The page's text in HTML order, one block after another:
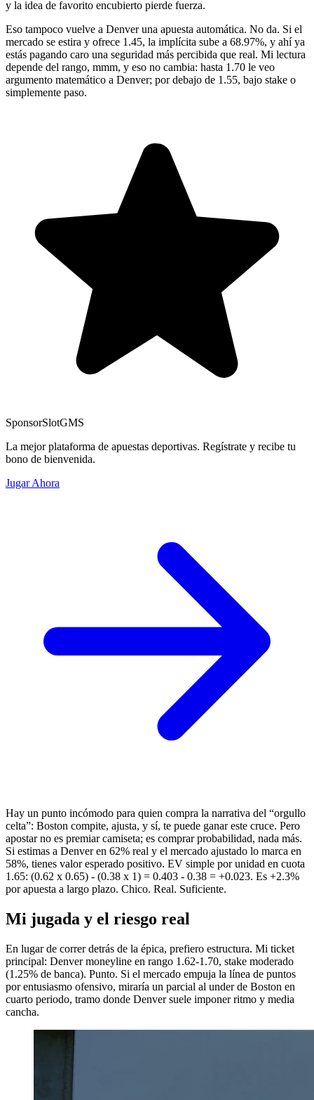
y la idea de favorito encubierto pierde fuerza.
Eso tampoco vuelve a Denver una apuesta automática. No da. Si el
mercado se estira y ofrece 1.45, la implícita sube a 68.97%, y ahí ya
estás pagando caro una seguridad más percibida que real. Mi lectura
depende del rango, mmm, y eso no cambia: hasta 1.70 le veo
argumento matemático a Denver; por debajo de 1.55, bajo stake o
simplemente paso.
SponsorSlotGMS
La mejor plataforma de apuestas deportivas. Regístrate y recibe tu
bono de bienvenida.
Jugar Ahora
Hay un punto incómodo para quien compra la narrativa del “orgullo
celta”: Boston compite, ajusta, y sí, te puede ganar este cruce. Pero
apostar no es premiar camiseta; es comprar probabilidad, nada más.
Si estimas a Denver en 62% real y el mercado ajustado lo marca en
58%, tienes valor esperado positivo. EV simple por unidad en cuota
1.65: (0.62 x 0.65) - (0.38 x 1) = 0.403 - 0.38 = +0.023. Es +2.3%
por apuesta a largo plazo. Chico. Real. Suficiente.
Mi jugada y el riesgo real
En lugar de correr detrás de la épica, prefiero estructura. Mi ticket
principal: Denver moneyline en rango 1.62-1.70, stake moderado
(1.25% de banca). Punto. Si el mercado empuja la línea de puntos
por entusiasmo ofensivo, miraría un parcial al under de Boston en
cuarto periodo, tramo donde Denver suele imponer ritmo y media
cancha.